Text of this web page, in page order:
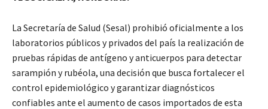
La Secretaría de Salud (Sesal) prohibió oficialmente a los
laboratorios públicos y privados del país la realización de
pruebas rápidas de antígeno y anticuerpos para detectar
sarampión y rubéola, una decisión que busca fortalecer el
control epidemiológico y garantizar diagnósticos
confiables ante el aumento de casos importados de esta